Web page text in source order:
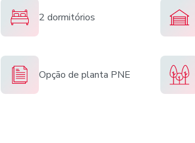
2 dormitórios
Opção de planta PNE